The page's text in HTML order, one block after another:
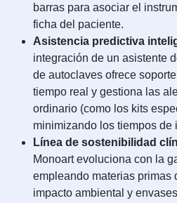
barras para asociar el
ficha del paciente.
Asistencia predictiva
integración de un asistente
de autoclaves ofrece
tiempo real y gestiona las
ordinario (como los kits
minimizando los tiempos de
Línea de sostenibilidad
Monoart evoluciona con la
empleando materias primas
impacto ambiental y